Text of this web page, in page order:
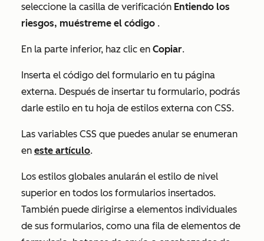
seleccione la casilla de verificación Entiendo los
riesgos, muéstreme el código .
En la parte inferior, haz clic en Copiar.
Inserta el código del formulario en tu página
externa. Después de insertar tu formulario, podrás
darle estilo en tu hoja de estilos externa con CSS.
Las variables CSS que puedes anular se enumeran
en este artículo.
Los estilos globales anularán el estilo de nivel
superior en todos los formularios insertados.
También puede dirigirse a elementos individuales
de sus formularios, como una fila de elementos de